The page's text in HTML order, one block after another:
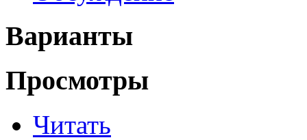
Варианты
Просмотры
Читать